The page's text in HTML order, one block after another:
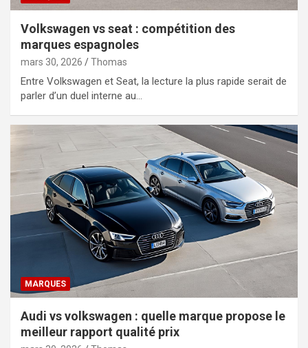
Volkswagen vs seat : compétition des
marques espagnoles
mars 30, 2026 Thomas
Entre Volkswagen et Seat, la lecture la plus rapide serait de
parler d’un duel interne au…
MARQUES
Audi vs volkswagen : quelle marque propose le
meilleur rapport qualité prix